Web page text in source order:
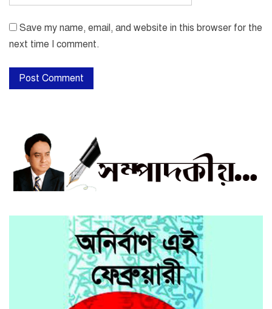
Save my name, email, and website in this browser for the
next time I comment.